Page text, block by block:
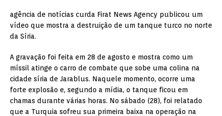
agência de notícias curda Firat News Agency publicou um
vídeo que mostra a destruição de um tanque turco no norte
da Síria.
A gravação foi feita em 28 de agosto e mostra como um
míssil atinge o carro de combate que sobe uma colina na
cidade síria de Jarablus. Naquele momento, ocorre uma
forte explosão e, segundo a mídia, o tanque ficou em
chamas durante várias horas. No sábado (28), foi relatado
que a Turquia sofreu sua primeira baixa na operação na